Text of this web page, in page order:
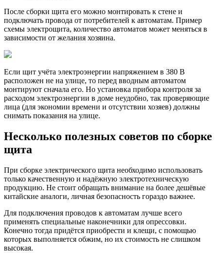
После сборки щита его можно монтировать к стене и
подключать провода от потребителей к автоматам. Пример
схемы электрощита, количество автоматов может меняться в
зависимости от желания хозяина.
Если щит учёта электроэнергии напряжением в 380 В
расположен не на улице, то перед вводным автоматом
монтируют сначала его. Но установка прибора контроля за
расходом электроэнергии в доме неудобно, так проверяющие
лица (для экономии времени и отсутствии хозяев) должны
снимать показания на улице.
Несколько полезных советов по сборке
щита
При сборке электрического щита необходимо использовать
только качественную и надёжную электротехническую
продукцию. Не стоит обращать внимание на более дешёвые
китайские аналоги, личная безопасность гораздо важнее.
Для подключения проводов к автоматам лучше всего
применять специальные наконечники для опрессовки.
Конечно тогда придётся приобрести и клещи, с помощью
которых выполняется обжим, но их стоимость не слишком
высокая.